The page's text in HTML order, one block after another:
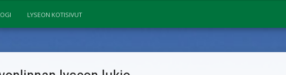
LYSEON KOTISIVUT